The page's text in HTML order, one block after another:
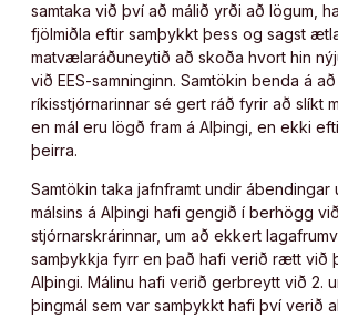
samtaka við því að málið yrði að lögum,
fjölmiðla eftir samþykkt þess og sagst
matvælaráðuneytið að skoða hvort hin
við EES-samninginn. Samtökin benda á
ríkisstjórnarinnar sé gert ráð fyrir að slíkt
en mál eru lögð fram á Alþingi, en ekki
þeirra.
Samtökin taka jafnframt undir ábendingar
málsins á Alþingi hafi gengið í berhögg
stjórnarskrárinnar, um að ekkert
samþykkja fyrr en það hafi verið rætt við
Alþingi. Málinu hafi verið gerbreytt við 2.
þingmál sem var samþykkt hafi því verið